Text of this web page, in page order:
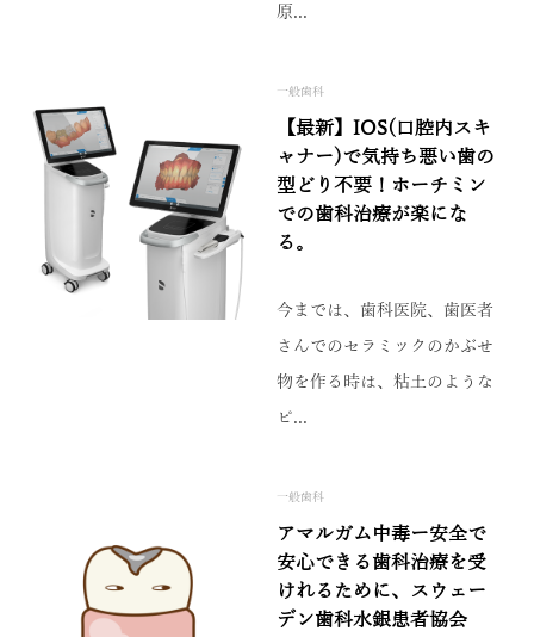
原...
一般歯科
【最新】IOS(口腔内スキ
ャナー)で気持ち悪い歯の
型どり不要！ホーチミン
での歯科治療が楽にな
る。
今までは、歯科医院、歯医者
さんでのセラミックのかぶせ
物を作る時は、粘土のような
ピ...
一般歯科
アマルガム中毒ー安全で
安心できる歯科治療を受
けれるために、スウェー
デン歯科水銀患者協会